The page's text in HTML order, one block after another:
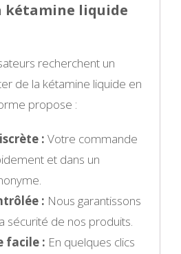
kétamine liquide
recherchent un
de la kétamine liquide en
propose :
: Votre commande
et dans un
: Nous garantissons
sécurité de nos produits.
facile : En quelques clics